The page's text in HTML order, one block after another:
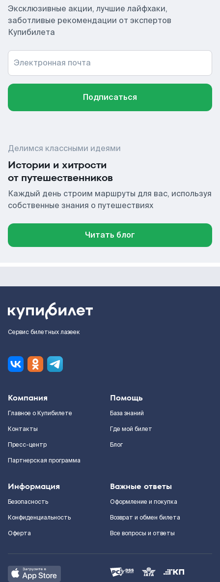
Эксклюзивные акции, лучшие лайфхаки,
заботливые рекомендации от экспертов
Купибилета
Электронная почта
Подписаться
Делимся классными идеями
Истории и хитрости
от путешественников
Каждый день строим маршруты для вас, используя
собственные знания о путешествиях
Читать блог
Сервис билетных лазеек
Компания
Главное о Купибилете
Контакты
Пресс-центр
Партнерская программа
Помощь
База знаний
Где мой билет
Блог
Информация
Безопасность
Конфиденциальность
Оферта
Важные ответы
Оформление и покупка
Возврат и обмен билета
Все вопросы и ответы